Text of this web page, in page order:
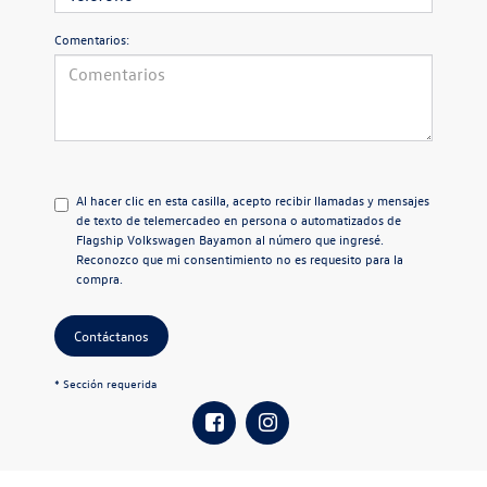
Comentarios:
Al hacer clic en esta casilla, acepto recibir llamadas y mensajes
de texto de telemercadeo en persona o automatizados de
Flagship Volkswagen Bayamon al número que ingresé.
Reconozco que mi consentimiento no es requesito para la
compra.
Contáctanos
* Sección requerida